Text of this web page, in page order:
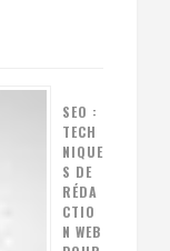
SEO :
TECH
NIQUE
S DE
RÉDA
CTIO
N WEB